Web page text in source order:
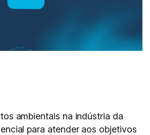
ambientais na indústria da
para atender aos objetivos